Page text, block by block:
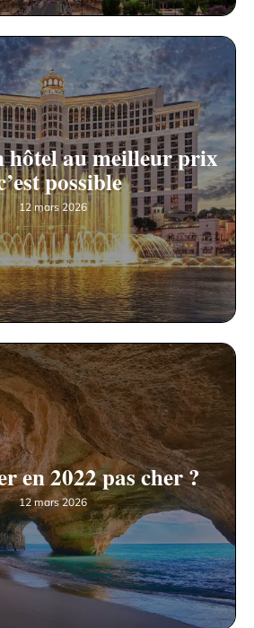
hôtel au meilleur prix
possible
12 mars 2026
en 2022 pas cher ?
12 mars 2026